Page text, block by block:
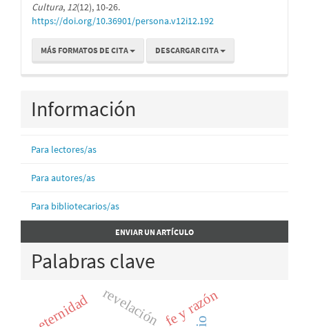
Cultura, 12(12), 10-26.
https://doi.org/10.36901/persona.v12i12.192
MÁS FORMATOS DE CITA DESCARGAR CITA
Información
Para lectores/as
Para autores/as
Para bibliotecarios/as
un
artículo
ENVIAR UN ARTÍCULO
Palabras clave
fe y razón
revelación
eternidad